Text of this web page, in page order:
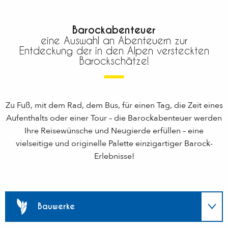
Barockabenteuer
eine Auswahl an Abenteuern zur
Entdeckung der in den Alpen versteckten
Barockschätze!
Zu Fuß, mit dem Rad, dem Bus, für einen Tag, die Zeit eines
Aufenthalts oder einer Tour – die Barockabenteuer werden
Ihre Reisewünsche und Neugierde erfüllen – eine
vielseitige und originelle Palette einzigartiger Barock-
Erlebnisse!
Bauwerke